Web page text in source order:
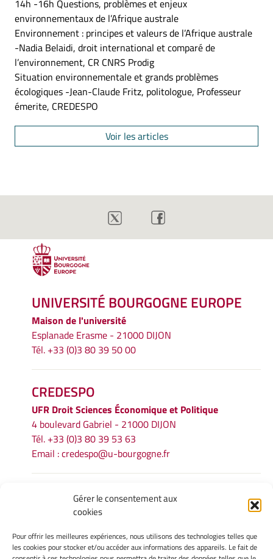
Gérer le consentement aux
cookies
Pour offrir les meilleures expériences, nous utilisons des technologies telles que
les cookies pour stocker et/ou accéder aux informations des appareils. Le fait de
14h -16h Questions, problèmes et enjeux
environnementaux de l’Afrique australe
Environnement : principes et valeurs de l’Afrique australe
-Nadia Belaidi, droit international et comparé de
l’environnement, CR CNRS Prodig
Situation environnementale et grands problèmes
écologiques -Jean-Claude Fritz, politologue, Professeur
émerite, CREDESPO
Voir les articles
UNIVERSITÉ BOURGOGNE EUROPE
Maison de l'université
Esplanade Erasme - 21000 DIJON
Tél. +33 (0)3 80 39 50 00
CREDESPO
UFR Droit Sciences Économique et Politique
4 boulevard Gabriel - 21000 DIJON
Tél. +33 (0)3 80 39 53 63
Email :credespo@u-bourgogne.fr
INFORMATIONS LÉGALES
Mentions légales
Politique de cookies